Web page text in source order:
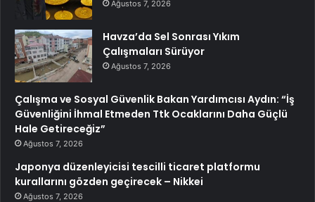
Ağustos 7, 2026
Havza’da Sel Sonrası Yıkım
Çalışmaları Sürüyor
Ağustos 7, 2026
Çalışma ve Sosyal Güvenlik Bakan Yardımcısı Aydın: “İş
Güvenliğini İhmal Etmeden Ttk Ocaklarını Daha Güçlü
Hale Getireceğiz”
Ağustos 7, 2026
Japonya düzenleyicisi tescilli ticaret platformu
kurallarını gözden geçirecek – Nikkei
Ağustos 7, 2026